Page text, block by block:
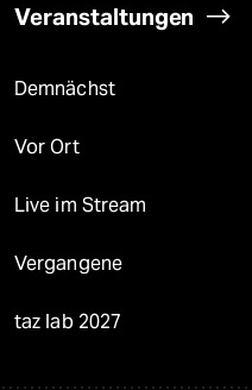
Veranstaltungen
Demnächst
Vor Ort
Live im Stream
Vergangene
taz lab 2027